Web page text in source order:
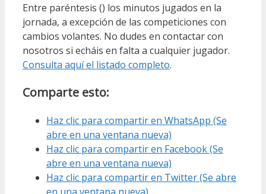
Entre paréntesis () los minutos jugados en la
jornada, a excepción de las competiciones con
cambios volantes. No dudes en contactar con
nosotros si echáis en falta a cualquier jugador.
Consulta aquí el listado completo.
Comparte esto:
Haz clic para compartir en WhatsApp (Se
abre en una ventana nueva)
Haz clic para compartir en Facebook (Se
abre en una ventana nueva)
Haz clic para compartir en Twitter (Se abre